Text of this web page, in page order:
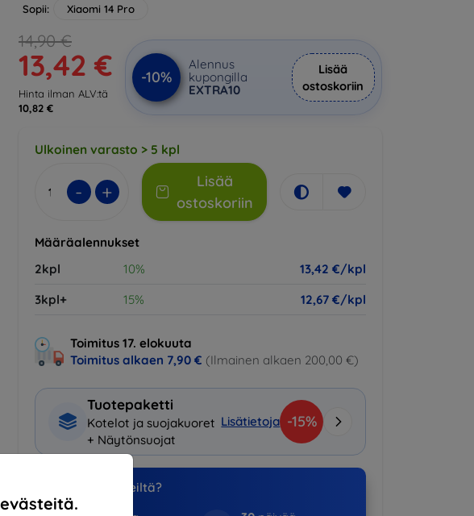
Sopii: Xiaomi 14 Pro
14,90 €
13,42 €
Hinta ilman ALV:tä
10,82 €
-10%
Alennus
kupongilla
EXTRA10
Lisää
ostoskoriin
Ulkoinen varasto > 5 kpl
- +
Lisää
ostoskoriin
Määräalennukset
2kpl
10%
13,42 €/kpl
3kpl+
15% 12,67 €/kpl
Toimitus 17. elokuuta
Toimitus alkaen 7,90 € (Ilmainen alkaen 200,00 €)
Tuotepaketti
Kotelot ja suojakuoret
+ Näytönsuojat
Lisätietoja -15%
Miksi ostaa meiltä?